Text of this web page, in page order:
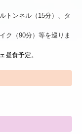
トンネル（15分）、タ
ク（90分）等を巡りま
昼食予定。